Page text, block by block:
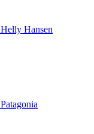
Helly Hansen
Patagonia